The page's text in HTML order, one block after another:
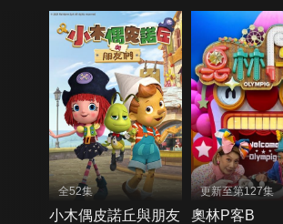
全52集
小木偶皮諾丘與朋友
更新至第127集
奧林P客B